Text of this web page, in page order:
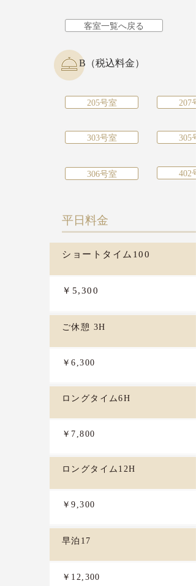
客室一覧へ戻る
B（税込料金）
205号室
303号室
306号室
207
305
402
​平日料金
ショートタイム100
￥5,300
ご休憩 3H
￥6,300
ロングタイム6H
￥7,800
ロングタイム12H
￥9,300
早泊17
￥12,300